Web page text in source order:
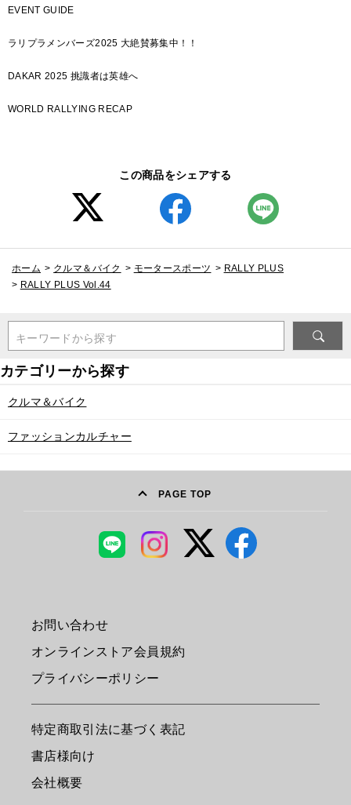
EVENT GUIDE
ラリプラメンバーズ2025 大絶賛募集中！！
DAKAR 2025 挑識者は英雄へ
WORLD RALLYING RECAP
この商品をシェアする
ホーム > クルマ＆バイク > モータースポーツ > RALLY PLUS
> RALLY PLUS Vol.44
キーワードから探す
クルマ＆バイク
ファッションカルチャー
PAGE TOP
お問い合わせ
オンラインストア会員規約
プライバシーポリシー
特定商取引法に基づく表記
書店様向け
会社概要